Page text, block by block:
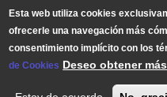
Esta web utiliza cookies
ofrecerle una navegación más
consentimiento implícito con los
de Cookies Deseo obtener